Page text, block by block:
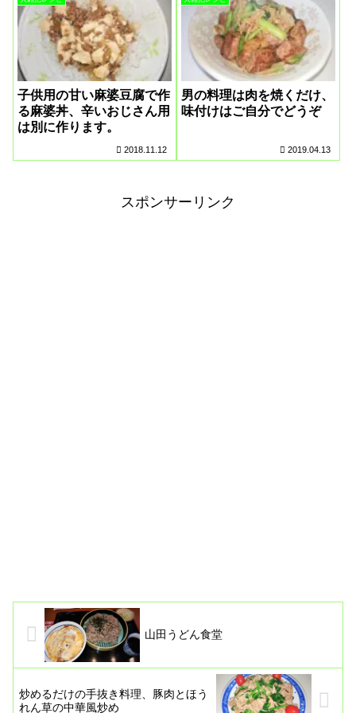
子供用の甘い麻婆豆腐で作
る麻婆丼、辛いおじさん用
は別に作ります。
2018.11.12
男の料理は肉を焼くだけ、
味付けはご自分でどうぞ
2019.04.13
スポンサーリンク
山田うどん食堂
炒めるだけの手抜き料理、豚肉とほう
れん草の中華風炒め